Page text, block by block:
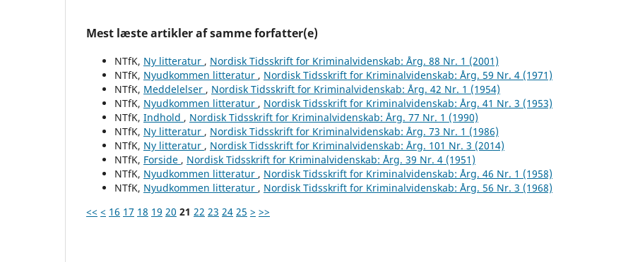
Mest læste artikler af samme forfatter(e)
NTfK, Ny litteratur , Nordisk Tidsskrift for Kriminalvidenskab: Årg. 88 Nr. 1 (2001)
NTfK, Nyudkommen litteratur , Nordisk Tidsskrift for Kriminalvidenskab: Årg. 59 Nr. 4 (1971)
NTfK, Meddelelser , Nordisk Tidsskrift for Kriminalvidenskab: Årg. 42 Nr. 1 (1954)
NTfK, Nyudkommen litteratur , Nordisk Tidsskrift for Kriminalvidenskab: Årg. 41 Nr. 3 (1953)
NTfK, Indhold , Nordisk Tidsskrift for Kriminalvidenskab: Årg. 77 Nr. 1 (1990)
NTfK, Ny litteratur , Nordisk Tidsskrift for Kriminalvidenskab: Årg. 73 Nr. 1 (1986)
NTfK, Ny litteratur , Nordisk Tidsskrift for Kriminalvidenskab: Årg. 101 Nr. 3 (2014)
NTfK, Forside , Nordisk Tidsskrift for Kriminalvidenskab: Årg. 39 Nr. 4 (1951)
NTfK, Nyudkommen litteratur , Nordisk Tidsskrift for Kriminalvidenskab: Årg. 46 Nr. 1 (1958)
NTfK, Nyudkommen litteratur , Nordisk Tidsskrift for Kriminalvidenskab: Årg. 56 Nr. 3 (1968)
<< < 16 17 18 19 20 21 22 23 24 25 > >>